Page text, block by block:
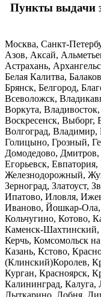
Пункты выдачи
Москва, Санкт-
Азов, Аксай,
Астрахань,
Белая Калитва,
Брянск, Белгород,
Всеволожск,
Воркута,
Воскресенск,
Волгоград, Владимир,
Голицыно, Грозный,
Домодедово,
Егорьевск,
Железнодорожный,
Зерноград, Златоуст,
Ипатово, Иловля,
Иваново, Йошкар-Ола,
Кольчугино, Котово,
Каменск-
Керчь, Комсомольск
Казань, Кстово,
(Клинский)Королев,
Курган, Красноярск,
Калининград,